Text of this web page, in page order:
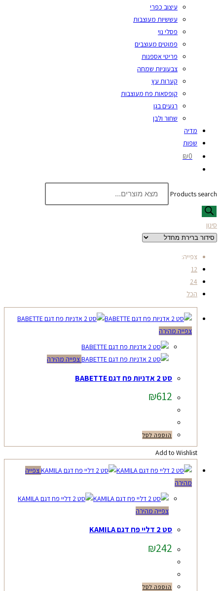
עיצוב כפרי
עששיות מעוצבות
פסלי נוי
פמוטים מעוצבים
פריטי אספנות
צבעוניות שמחה
קערות עץ
קופסאות פח מעוצבות
רגעים בגן
שחור ולבן
מדיה
שפות
₪0
Products search
סינון
צפייה:
12
24
הכל
צפייה מהירה
צפייה מהירה
סט 2 אדניות פח דגם BABETTE
₪612
הוספה לסל
Add to Wishlist
צפייה
מהירה
צפייה מהירה
סט 2 דליי פח דגם KAMILA
₪242
הוספה לסל